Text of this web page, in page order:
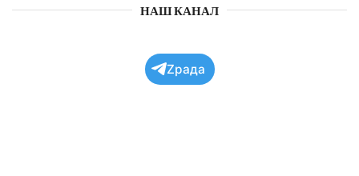
НАШ КАНАЛ
Zрада